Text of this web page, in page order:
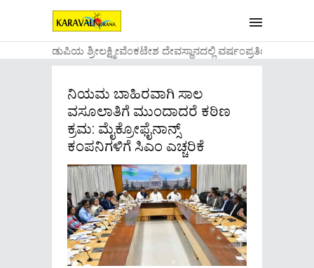
....ಉಡುಪಿಯ ಶ್ರೀಲಕ್ಷ್ಮೀವೆ೦ಕಟೇಶ ದೇವಸ್ಥಾನದಲ್ಲಿ ವರ್ಷ೦ಪ್ರತಿಯ
ನಿಯಮ ಬಾಹಿರವಾಗಿ ಸಾಲ
ವಸೂಲಾತಿಗೆ ಮುಂದಾದರೆ ಕಠಿಣ
ಕ್ರಮ: ಮೈಕ್ರೋಫೈನಾನ್ಸ್
ಕಂಪನಿಗಳಿಗೆ ಸಿಎಂ ಎಚ್ಚರಿಕೆ